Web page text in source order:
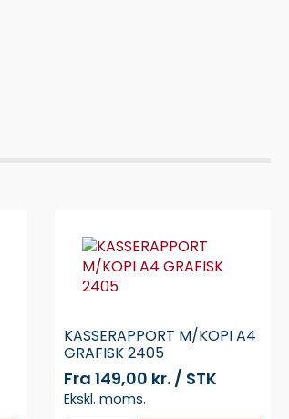
KASSERAPPORT M/KOPI A4
GRAFISK 2405
Fra149,00 kr. / STK
Ekskl. moms.